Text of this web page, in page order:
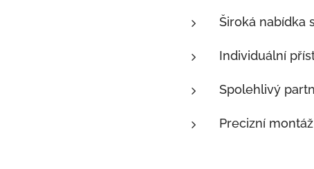
Široká nabídka
Individuální
Spolehlivý
Precizní